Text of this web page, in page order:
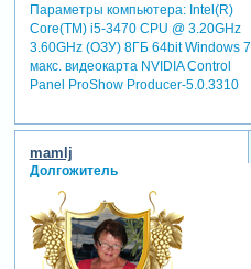
Параметры компьютера:Intel(R)
Core(TM) i5-3470 CPU @ 3.20GHz
3.60GHz (ОЗУ) 8ГБ 64bit Windows 7
макс. видеокарта NVIDIA Control
Panel ProShow Producer-5.0.3310
mamlj
Долгожитель